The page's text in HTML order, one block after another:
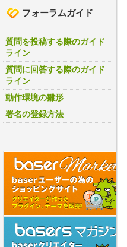
フォーラムガイド
質問を投稿する際のガイド
ライン
質問に回答する際のガイド
ライン
動作環境の雛形
署名の登録方法